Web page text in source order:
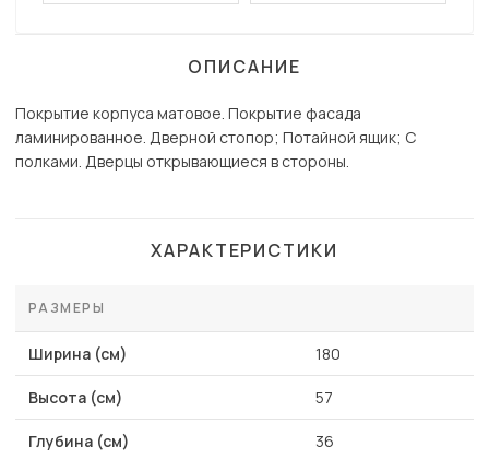
ОПИСАНИЕ
Покрытие корпуса матовое. Покрытие фасада
ламинированное. Дверной стопор; Потайной ящик; С
полками. Дверцы открывающиеся в стороны.
ХАРАКТЕРИСТИКИ
РАЗМЕРЫ
Ширина (см) 180
Высота (см) 57
Глубина (см) 36